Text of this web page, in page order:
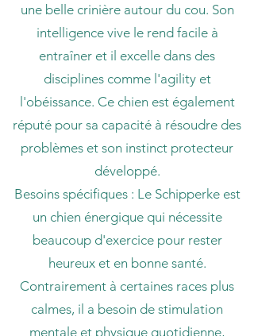
une belle crinière autour du cou. Son
intelligence vive le rend facile à
entraîner et il excelle dans des
disciplines comme l'agility et
l'obéissance. Ce chien est également
réputé pour sa capacité à résoudre des
problèmes et son instinct protecteur
développé.
Besoins spécifiques : Le Schipperke est
un chien énergique qui nécessite
beaucoup d'exercice pour rester
heureux et en bonne santé.
Contrairement à certaines races plus
calmes, il a besoin de stimulation
mentale et physique quotidienne,